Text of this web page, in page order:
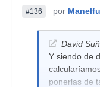
#136 por
David
Y siendo de
ponerlas de